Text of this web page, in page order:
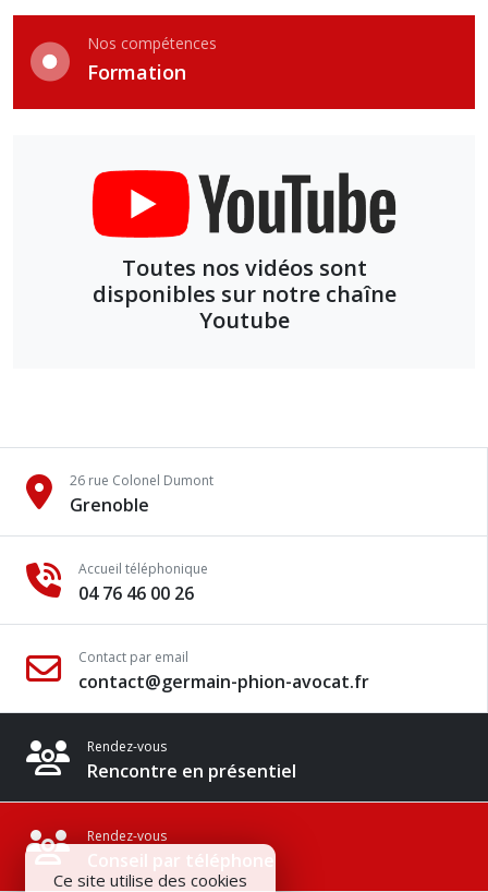
Nos compétences
Formation
Toutes nos vidéos sont
disponibles sur notre chaîne
Youtube
26 rue Colonel Dumont
Grenoble
Accueil téléphonique
04 76 46 00 26
Contact par email
contact@germain-phion-avocat.fr
Rendez-vous
Rencontre en présentiel
Rendez-vous
Conseil par téléphone
Ce site utilise des cookies